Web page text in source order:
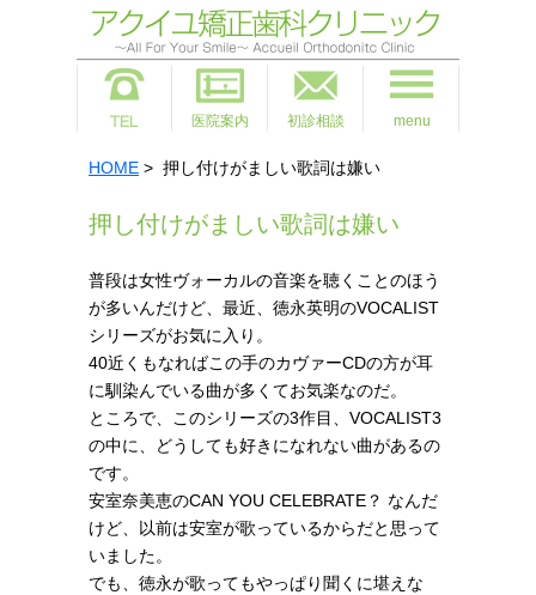
医院案内 初診相談 menu
HOME > 押し付けがましい歌詞は嫌い
押し付けがましい歌詞は嫌い
普段は女性ヴォーカルの音楽を聴くことのほう
が多いんだけど、最近、徳永英明のVOCALIST
シリーズがお気に入り。
40近くもなればこの手のカヴァーCDの方が耳
に馴染んでいる曲が多くてお気楽なのだ。
ところで、このシリーズの3作目、VOCALIST3
の中に、どうしても好きになれない曲があるの
です。
安室奈美恵のCAN YOU CELEBRATE？ なんだ
けど、以前は安室が歌っているからだと思って
いました。
でも、徳永が歌ってもやっぱり聞くに堪えな